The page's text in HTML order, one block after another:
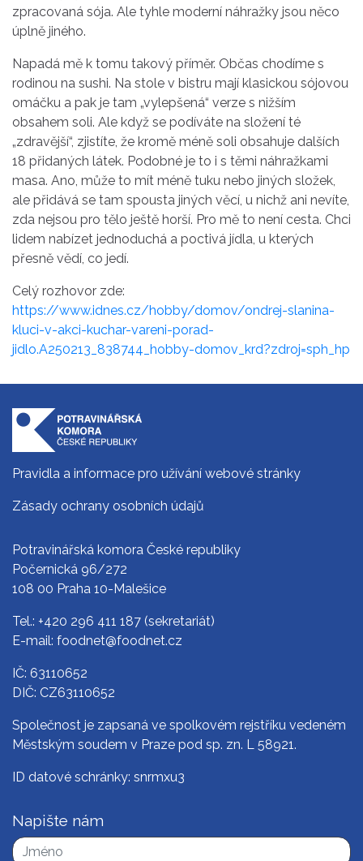
zpracovaná sója. Ale tyhle moderní náhražky jsou něco
úplně jiného.
Napadá mě k tomu takový příměr. Občas chodíme s
rodinou na sushi. Na stole v bistru mají klasickou sójovou
omáčku a pak je tam „vylepšená“ verze s nižším
obsahem soli. Ale když se podíváte na složení té
„zdravější“, zjistíte, že kromě méně soli obsahuje dalších
18 přidaných látek. Podobné je to i s těmi náhražkami
masa. Ano, může to mít méně tuku nebo jiných složek,
ale přidává se tam spousta jiných věcí, u nichž ani nevíte,
zda nejsou pro tělo ještě horší. Pro mě to není cesta. Chci
lidem nabízet jednoduchá a poctivá jídla, u kterých
přesně vědí, co jedí.
Celý rozhovor zde:
https://www.idnes.cz/hobby/domov/ondrej-slanina-
kluci-v-akci-kuchar-vareni-porad-
jidlo.A250213_838744_hobby-domov_krd?zdroj=sph_hp
Pravidla a informace pro užívání webové stránky
Zásady ochrany osobních údajů
Potravinářská komora České republiky
Počernická 96/272
108 00 Praha 10-Malešice
Tel.: +420 296 411 187 (sekretariát)
E-mail: foodnet@foodnet.cz
IČ: 63110652
DIČ: CZ63110652
Společnost je zapsaná ve spolkovém rejstříku vedeném
Městským soudem v Praze pod sp. zn. L 58921.
ID datové schránky: snrmxu3
Napište nám